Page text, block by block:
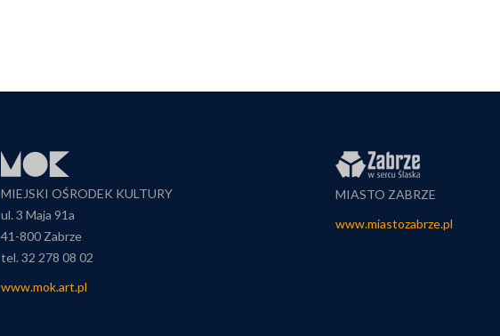
MIEJSKI OŚRODEK KULTURY
ul. 3 Maja 91a
41-800 Zabrze
tel. 32 278 08 02
www.mok.art.pl
MIASTO ZABRZE
www.miastozabrze.pl